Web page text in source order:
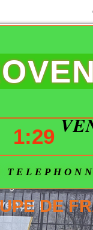
1:29
DE